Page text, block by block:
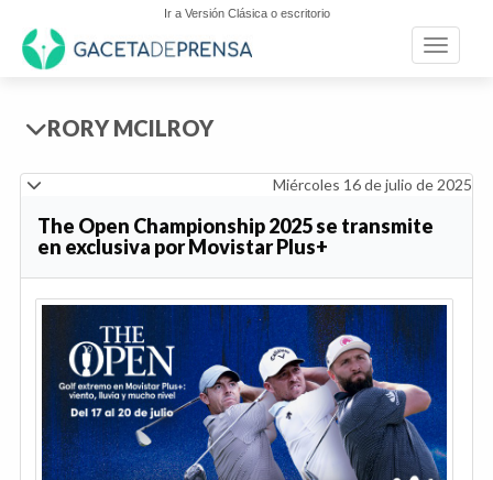
Ir a Versión Clásica o escritorio
Toggle
RORY MCILROY
Miércoles 16 de julio de 2025
The Open Championship 2025 se transmite
en exclusiva por Movistar Plus+